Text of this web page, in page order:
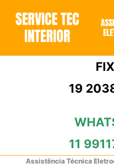
conteúdo
19
11
Assistência Técnica